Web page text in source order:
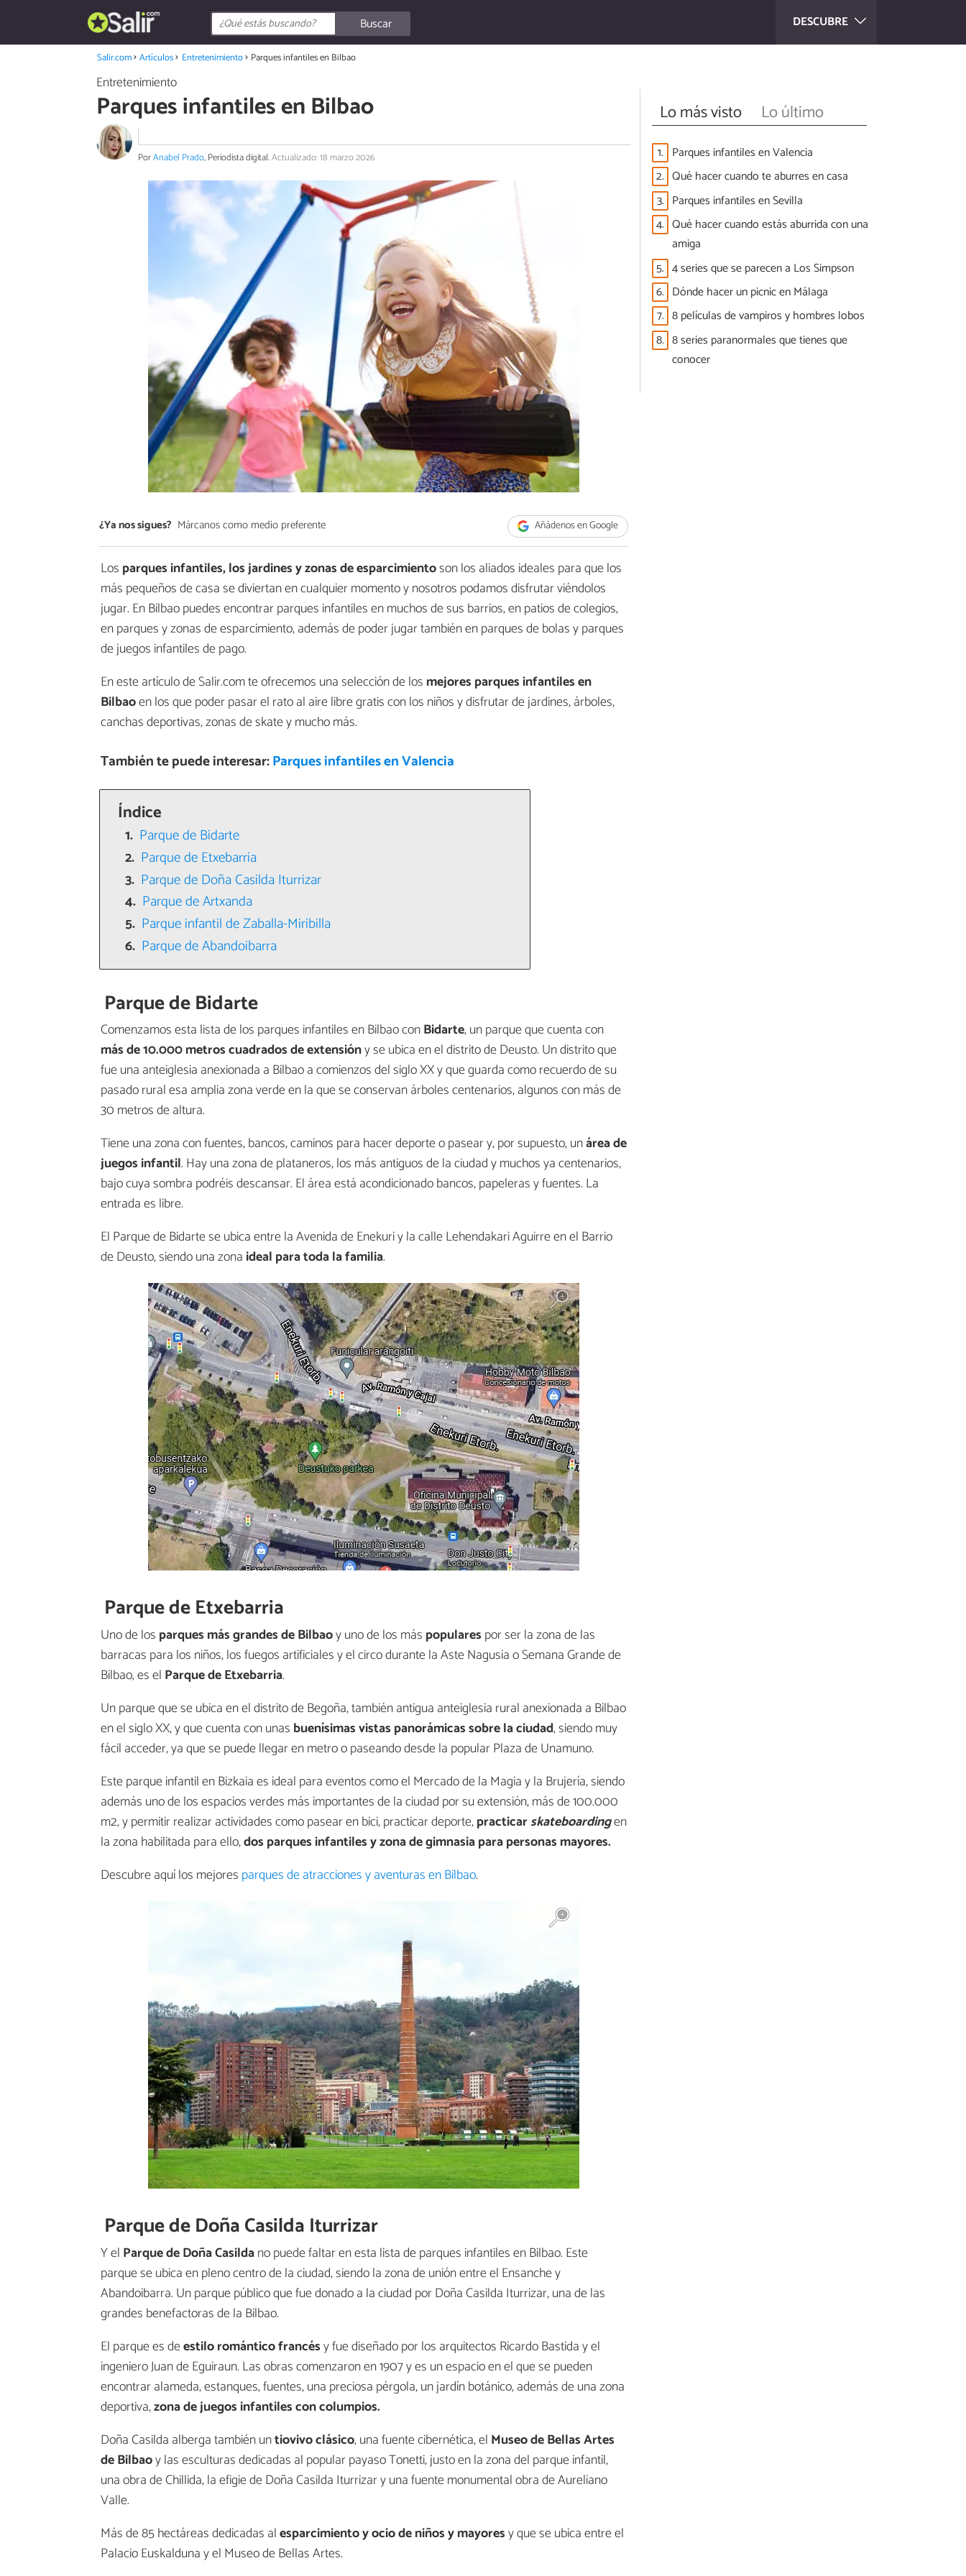
DESCUBRE
Buscar
Salir.com Artículos Entretenimiento Parques infantiles en Bilbao
Entretenimiento
Parques infantiles en Bilbao
PorAnabel Prado, Periodista digital.Actualizado: 18 marzo 2026
¿Ya nos sigues? Márcanos como medio preferente Añádenos en Google
Los parques infantiles, los jardines y zonas de esparcimientoson los aliados ideales para que los
más pequeños de casa se diviertan en cualquier momento y nosotros podamos disfrutar viéndolos
jugar. En Bilbao puedes encontrar parques infantiles en muchos de sus barrios, en patios de colegios,
en parques y zonas de esparcimiento, además de poder jugar también en parques de bolas y parques
de juegos infantiles de pago.
En este artículo de Salir.com te ofrecemos una selección de los mejores parques infantiles en
Bilbaoen los que poder pasar el rato al aire libre gratis con los niños y disfrutar de jardines, árboles,
canchas deportivas, zonas de skate y mucho más.
También te puede interesar:Parques infantiles en Valencia
Índice
Parque de Bidarte
Parque de Etxebarria
Parque de Doña Casilda Iturrizar
Parque de Artxanda
Parque infantil de Zaballa-Miribilla
Parque de Abandoibarra
Parque de Bidarte
Comenzamos esta lista de los parques infantiles en Bilbao conBidarte, un parque que cuenta con
más de 10.000 metros cuadrados de extensióny se ubica en el distrito de Deusto. Un distrito que
fue una anteiglesia anexionada a Bilbao a comienzos del siglo XX y que guarda como recuerdo de su
pasado rural esa amplia zona verde en la que se conservan árboles centenarios, algunos con más de
30 metros de altura.
Tiene una zona con fuentes, bancos, caminos para hacer deporte o pasear y, por supuesto, unárea de
juegos infantil. Hay una zona de plataneros, los más antiguos de la ciudad y muchos ya centenarios,
bajo cuya sombra podréis descansar. El área está acondicionado bancos, papeleras y fuentes. La
entrada es libre.
El Parque de Bidarte se ubica entre la Avenida de Enekuri y la calle Lehendakari Aguirre en el Barrio
de Deusto, siendo una zona ideal para toda la familia.
Parque de Etxebarria
Uno de los parques más grandes de Bilbaoy uno de los más populares por ser la zona de las
barracas para los niños, los fuegos artificiales y el circo durante la Aste Nagusia o Semana Grande de
Bilbao, es el Parque de Etxebarria.
Un parque que se ubica en el distrito de Begoña, también antigua anteiglesia rural anexionada a Bilbao
en el siglo XX, y que cuenta con unas buenísimas vistas panorámicas sobre la ciudad, siendo muy
fácil acceder, ya que se puede llegar en metro o paseando desde la popular Plaza de Unamuno.
Este parque infantil en Bizkaia es ideal para eventos como el Mercado de la Magia y la Brujería, siendo
además uno de los espacios verdes más importantes de la ciudad por su extensión, más de 100.000
m2, y permitir realizar actividades como pasear en bici, practicar deporte,practicarskateboardingen
la zona habilitada para ello,dos parques infantiles y zona de gimnasia para personas mayores.
Descubre aquí los mejores parques de atracciones y aventuras en Bilbao.
Parque de Doña Casilda Iturrizar
Y el Parque de Doña Casildano puede faltar en esta lista de parques infantiles en Bilbao. Este
parque se ubica en pleno centro de la ciudad, siendo la zona de unión entre el Ensanche y
Abandoibarra. Un parque público que fue donado a la ciudad por Doña Casilda Iturrizar, una de las
grandes benefactoras de la Bilbao.
El parque es deestilo romántico francésy fue diseñado por los arquitectos Ricardo Bastida y el
ingeniero Juan de Eguiraun. Las obras comenzaron en 1907 y es un espacio en el que se pueden
encontrar alameda, estanques, fuentes, una preciosa pérgola, un jardín botánico, además de una zona
deportiva,zona de juegos infantiles con columpios.
Doña Casilda alberga también untiovivo clásico, una fuente cibernética, el Museo de Bellas Artes
de Bilbaoy las esculturas dedicadas al popular payaso Tonetti, justo en la zona del parque infantil,
una obra de Chillida, la efigie de Doña Casilda Iturrizar y una fuente monumental obra de Aureliano
Valle.
Más de 85 hectáreas dedicadas alesparcimiento y ocio de niños y mayoresy que se ubica entre el
Palacio Euskalduna y el Museo de Bellas Artes.
Lo más visto Lo último
1. Parques infantiles en Valencia
2. Qué hacer cuando te aburres en casa
3. Parques infantiles en Sevilla
4. Qué hacer cuando estás aburrida con una
amiga
5. 4 series que se parecen a Los Simpson
6. Dónde hacer un picnic en Málaga
7. 8 películas de vampiros y hombres lobos
8. 8 series paranormales que tienes que
conocer